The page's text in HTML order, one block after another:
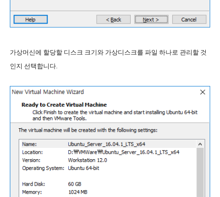
가상머신에 할당할 디스크 크기와 가상디스크를 파일 하나로 관리할 것
인지 선택합니다.